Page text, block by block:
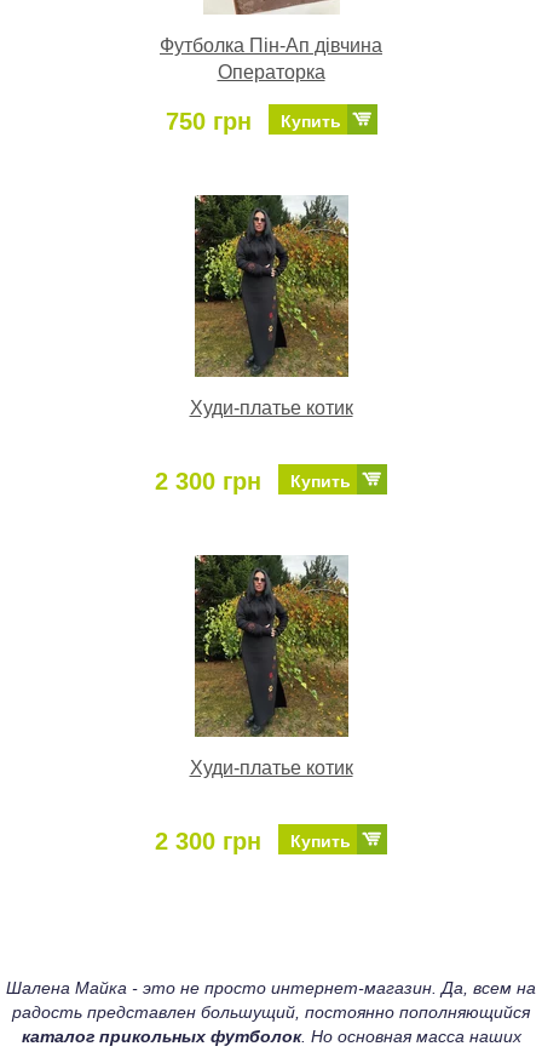
Футболка Пін-Ап дівчина
Операторка
750 грн Купить
Худи-платье котик
2 300 грн Купить
Худи-платье котик
2 300 грн Купить
Шалена Майка - это не просто интернет-магазин. Да, всем на
радость представлен большущий, постоянно пополняющийся
каталог прикольных футболок. Но основная масса наших